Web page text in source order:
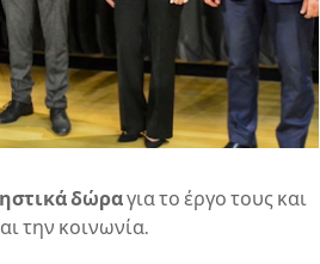
δώραγια το έργο τους και
την κοινωνία.